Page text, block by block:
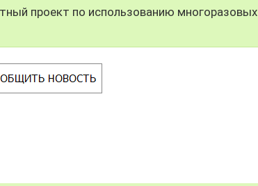
проект по использованию многоразовых